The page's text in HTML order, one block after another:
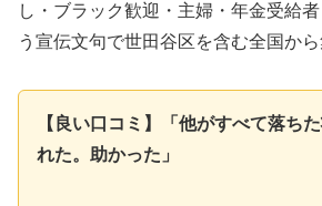
し・ブラック歓迎・主婦・年金受給
う宣伝文句で世田谷区を含む全国から
【良い口コミ】「他がすべて落ち
れた。助かった」